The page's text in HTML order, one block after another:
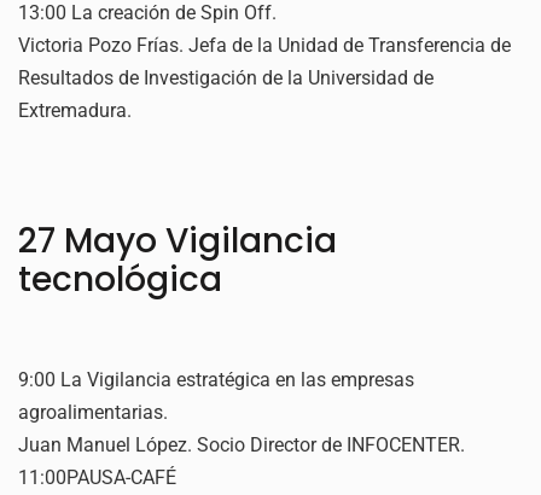
13:00 La creación de Spin Off.
Victoria Pozo Frías. Jefa de la Unidad de Transferencia de
Resultados de Investigación de la Universidad de
Extremadura.
27 Mayo Vigilancia
tecnológica
9:00 La Vigilancia estratégica en las empresas
agroalimentarias.
Juan Manuel López. Socio Director de INFOCENTER.
11:00PAUSA-CAFÉ